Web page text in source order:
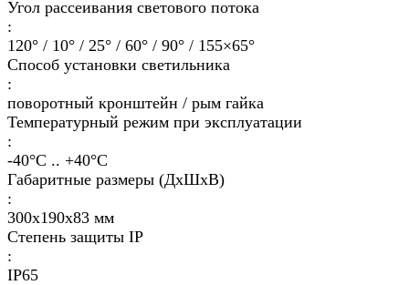
Угол рассеивания светового потока
:
120° / 10° / 25° / 60° / 90° / 155×65°
Способ установки светильника
:
поворотный кронштейн / рым гайка
Температурный режим при эксплуатации
:
-40°С .. +40°C
Габаритные размеры (ДхШхВ)
:
300х190х83 мм
Степень защиты IP
:
IP65